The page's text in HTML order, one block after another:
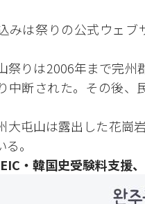
みは祭りの公式ウェ
祭りは2006年まで完
中断された。その後、
大屯山は露出した花崗
。
・韓国史受験料支援